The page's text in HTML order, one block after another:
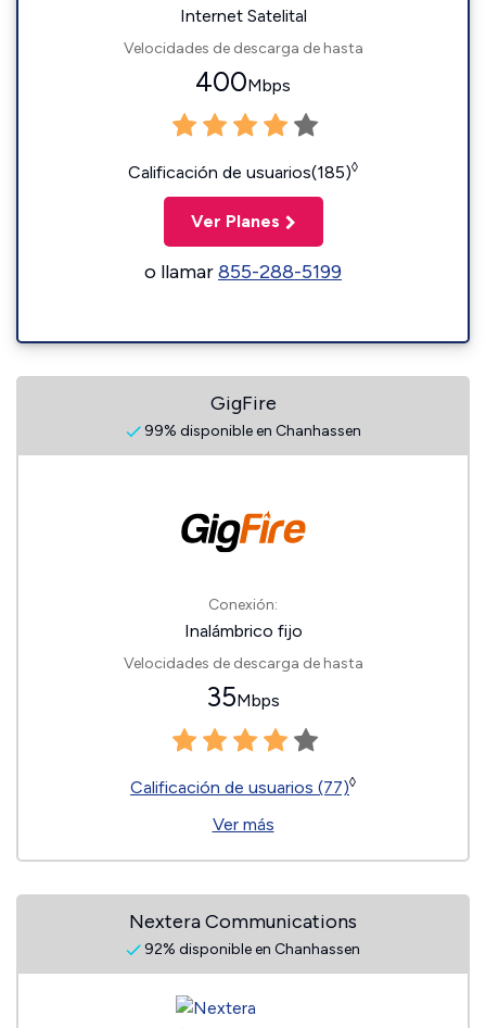
Internet Satelital
Velocidades de descarga de hasta
400Mbps
Calificación de usuarios(185)◊
Ver Planes
o llamar855-288-5199
GigFire
99% disponible en Chanhassen
Conexión:
Inalámbrico fijo
Velocidades de descarga de hasta
35Mbps
Calificación de usuarios (77)◊
Ver más
Nextera Communications
92% disponible en Chanhassen